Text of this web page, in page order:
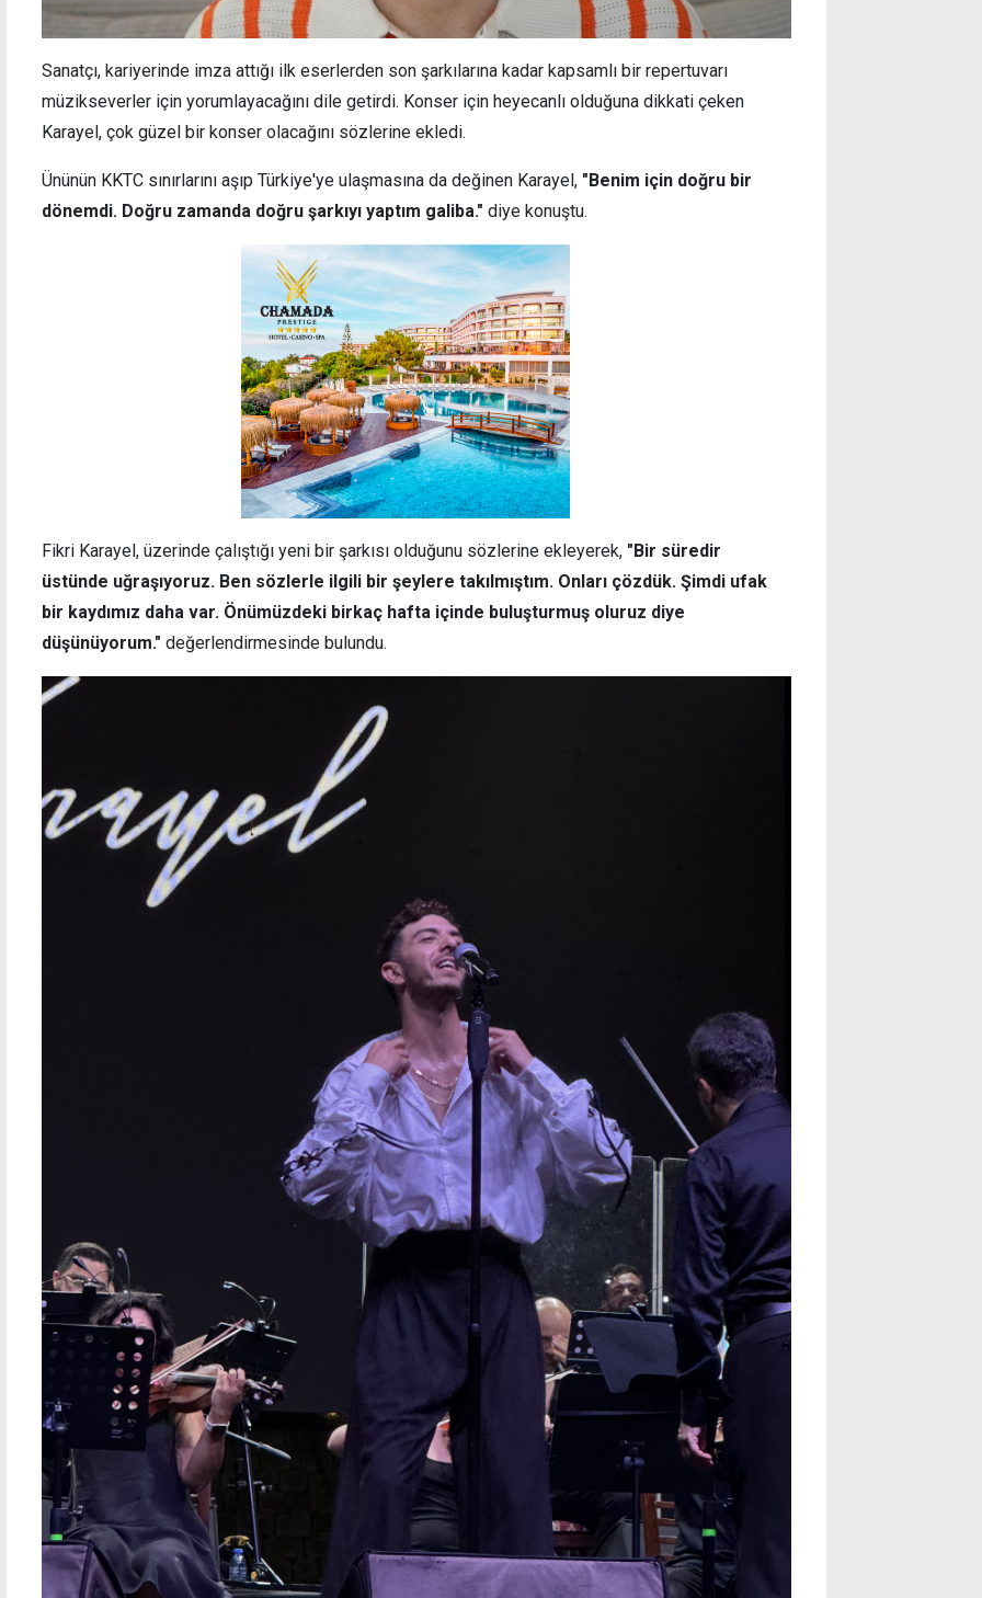
Sanatçı, kariyerinde imza attığı ilk eserlerden son şarkılarına kadar kapsamlı bir repertuvarı
müzikseverler için yorumlayacağını dile getirdi. Konser için heyecanlı olduğuna dikkati çeken
Karayel, çok güzel bir konser olacağını sözlerine ekledi.
Ününün KKTC sınırlarını aşıp Türkiye'ye ulaşmasına da değinen Karayel, "Benim için doğru bir
dönemdi. Doğru zamanda doğru şarkıyı yaptım galiba." diye konuştu.
Fikri Karayel, üzerinde çalıştığı yeni bir şarkısı olduğunu sözlerine ekleyerek, "Bir süredir
üstünde uğraşıyoruz. Ben sözlerle ilgili bir şeylere takılmıştım. Onları çözdük. Şimdi ufak
bir kaydımız daha var. Önümüzdeki birkaç hafta içinde buluşturmuş oluruz diye
düşünüyorum." değerlendirmesinde bulundu.